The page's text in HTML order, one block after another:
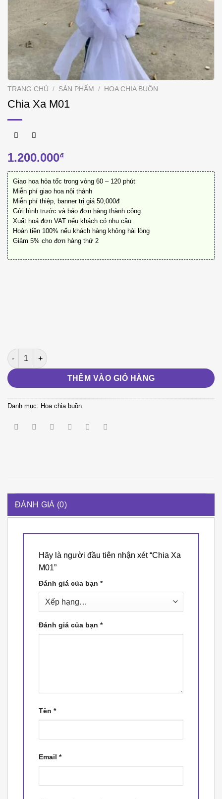
TRANG CHỦ / SẢN PHẨM / HOA CHIA BUỒN
Chia Xa M01
1.200.000₫
Giao hoa hỏa tốc trong vòng 60 – 120 phút
Miễn phí giao hoa nội thành
Miễn phí thiệp, banner trị giá 50,000đ
Gửi hình trước và báo đơn hàng thành công
Xuất hoá đơn VAT nếu khách có nhu cầu
Hoàn tiền 100% nếu khách hàng không hài lòng
Giảm 5% cho đơn hàng thứ 2
Chia Xa M01 số lượng
THÊM VÀO GIỎ HÀNG
Danh mục: Hoa chia buồn
ĐÁNH GIÁ (0)
Hãy là người đầu tiên nhận xét “Chia Xa
M01”
Đánh giá của bạn *
Đánh giá của bạn *
Tên *
Email *